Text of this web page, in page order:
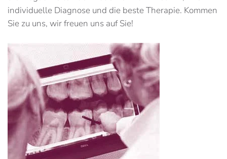
individuelle Diagnose und die beste Therapie. Kommen
Sie zu uns, wir freuen uns auf Sie!